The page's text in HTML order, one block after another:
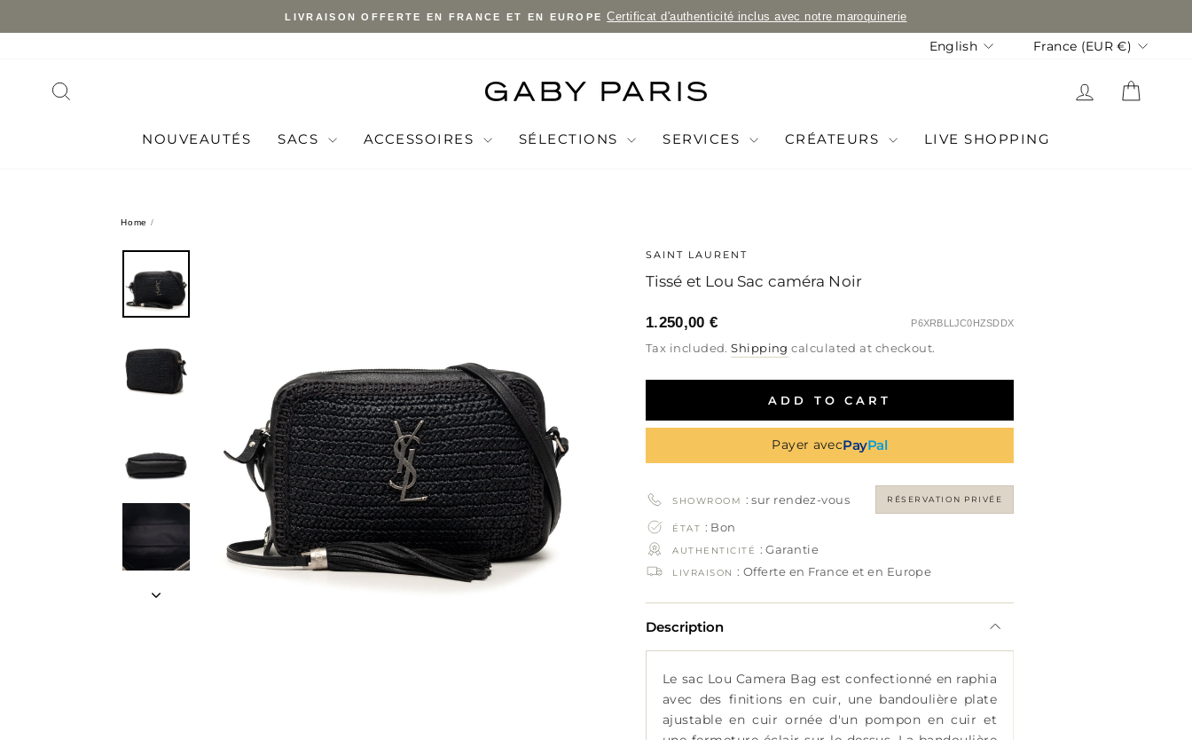
to
Pause
LIVRAISON OFFERTE EN FRANCE ET EN EUROPE Certificat d'authenticité inclus avec notre maroquinerie
Language
English Currency
France (EUR €)
LOG IN
NOUVEAUTÉS SACS ACCESSOIRES SÉLECTIONS SERVICES CRÉATEURS LIVE SHOPPING
Home /
SAINT LAURENT
Tissé et Lou Sac caméra Noir
Regular
price
Sale
price
Regular
price
1.250,00 € P6XRBLLJC0HZSDDX
Tax included.Shipping calculated at checkout.
ADD TO CART
Payer avecPayPal
SHOWROOM : sur rendez-vous RÉSERVATION PRIVÉE
ÉTAT : Bon
AUTHENTICITÉ : Garantie
LIVRAISON : Offerte en France et en Europe
Description
Le sac Lou Camera Bag est confectionné en raphia
avec des finitions en cuir, une bandoulière plate
ajustable en cuir ornée d'un pompon en cuir et